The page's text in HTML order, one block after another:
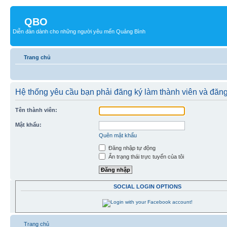
QBO
Diễn đàn dành cho những người yêu mến Quảng Bình
Trang chủ
Hệ thống yêu cầu bạn phải đăng ký làm thành viên và
Tên thành viên:
Mật khẩu:
Quên mật khẩu
Đăng nhập tự động
Ẩn trạng thái trực tuyến của tôi
SOCIAL LOGIN OPTIONS
Trang chủ